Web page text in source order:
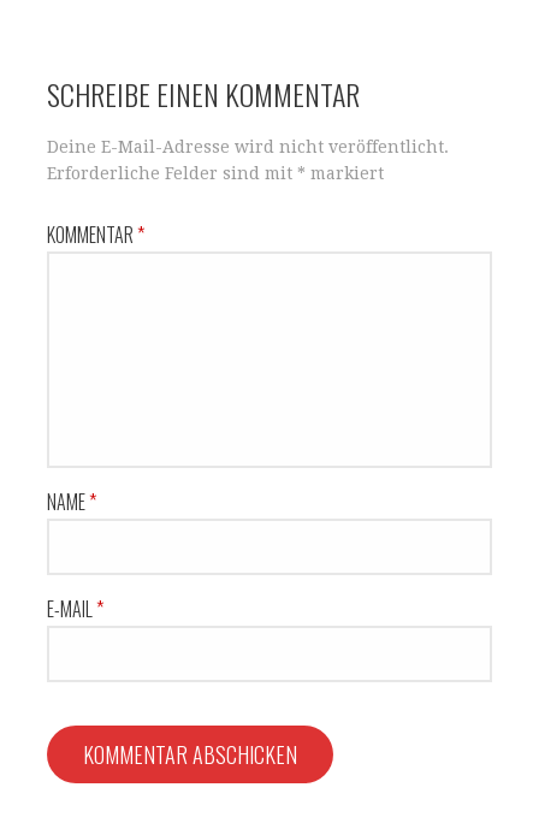
SCHREIBE EINEN KOMMENTAR
Deine E-Mail-Adresse wird nicht veröffentlicht.
Erforderliche Felder sind mit * markiert
KOMMENTAR*
NAME*
E-MAIL *